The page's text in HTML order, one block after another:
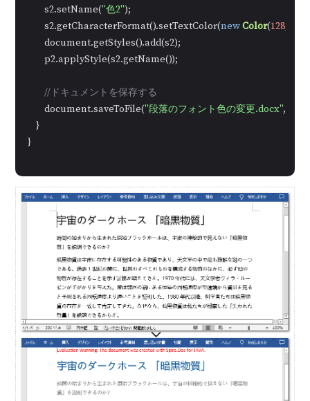
        s2.setName(
"色2");
        s2.getCharacterFormat().setTextColor(
newColor(128
        document.getStyles().add(s2);
        p2.applyStyle(s2.getName());
//ドキュメントを保存する
        document.saveToFile(
"段落のフォント色の変更.docx",
    }
}